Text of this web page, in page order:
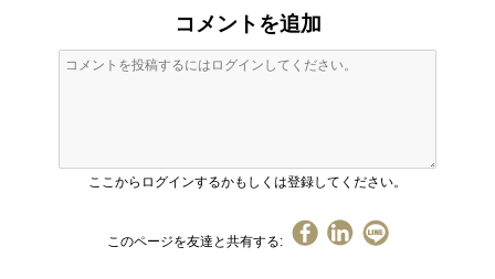
コメントを追加
ここからログインするかもしくは登録してください。
このページを友達と共有する: